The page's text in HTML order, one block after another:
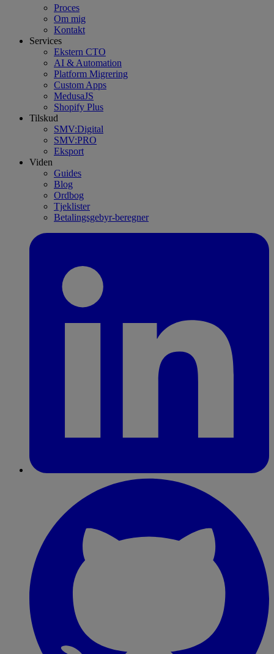
Proces
Om mig
Kontakt
Services
Ekstern CTO
AI & Automation
Platform Migrering
Custom Apps
MedusaJS
Shopify Plus
Tilskud
SMV:Digital
SMV:PRO
Eksport
Viden
Guides
Blog
Ordbog
Tjeklister
Betalingsgebyr-beregner